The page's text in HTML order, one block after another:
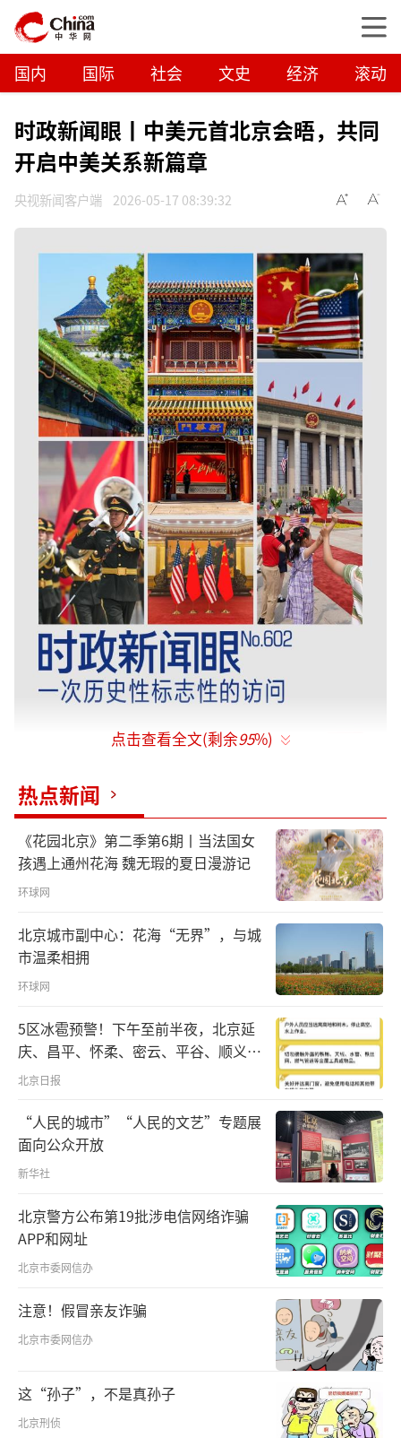
国内 国际 社会 文史 经济 滚动
时政新闻眼丨中美元首北京会晤，共同
开启中美关系新篇章
央视新闻客户端 2026-05-17 08:39:32
15日下午，美国总统特朗普在结束对中国
的国事访问后，乘专机离开北京。备受关注的
中美元首北京会晤正式落下帷幕。
从双边会谈到天坛漫步，从欢迎宴会到小
范围会晤，习近平主席同特朗普总统高密度、
多层次的互动，让这场跨越太平洋的北京会
列具有里程碑意义的重要成果。《时政新闻
眼》为你解读。
△视频：习近平同特朗普举行小范围会晤
01
小范围会晤：“到中南海做客”
点击查看全文(剩余95%)
热点新闻
《花园北京》第二季第6期丨当法国女
孩遇上通州花海 魏无瑕的夏日漫游记
环球网
北京城市副中心：花海“无界”，与城
市温柔相拥
环球网
5区冰雹预警！下午至前半夜，北京延
庆、昌平、怀柔、密云、平谷、顺义、
门头沟、房山等区有较明显降雨，伴七
北京日报
“人民的城市”“人民的文艺”专题展
面向公众开放
新华社
北京警方公布第19批涉电信网络诈骗
APP和网址
北京市委网信办
注意！假冒亲友诈骗
北京市委网信办
这“孙子”，不是真孙子
北京刑侦